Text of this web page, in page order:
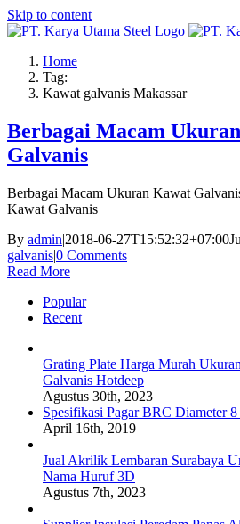
Skip to content
Home
Tag:
Kawat galvanis Makassar
Berbagai Macam
Galvanis
Berbagai Macam Ukuran Kawat
Kawat Galvanis
By admin|2018-06-27T15:52:32+07:00
galvanis|0 Comments
Read More
Popular
Recent
Grating Plate Harga Murah
Galvanis Hotdeep
Agustus 30th, 2023
Spesifikasi Pagar BRC Diameter
April 16th, 2019
Jual Akrilik Lembaran Surabaya
Nama Huruf 3D
Agustus 7th, 2023